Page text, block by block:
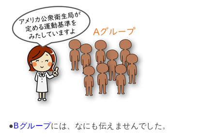
●Bグループには、なにも伝えませんでした。